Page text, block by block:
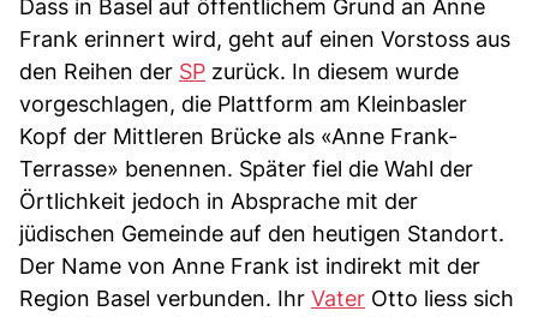
Dass in Basel auf öffentlichem Grund an Anne
Frank erinnert wird, geht auf einen Vorstoss aus
den Reihen der SP zurück. In diesem wurde
vorgeschlagen, die Plattform am Kleinbasler
Kopf der Mittleren Brücke als «Anne Frank-
Terrasse» benennen. Später fiel die Wahl der
Örtlichkeit jedoch in Absprache mit der
jüdischen Gemeinde auf den heutigen Standort.
Der Name von Anne Frank ist indirekt mit der
Region Basel verbunden. Ihr Vater Otto liess sich